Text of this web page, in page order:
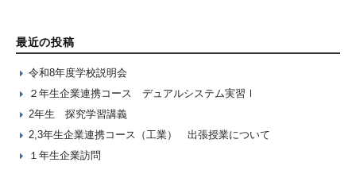
最近の投稿
令和8年度学校説明会
２年生企業連携コース デュアルシステム実習Ⅰ
2年生 探究学習講義
2,3年生企業連携コース（工業） 出張授業について
１年生企業訪問